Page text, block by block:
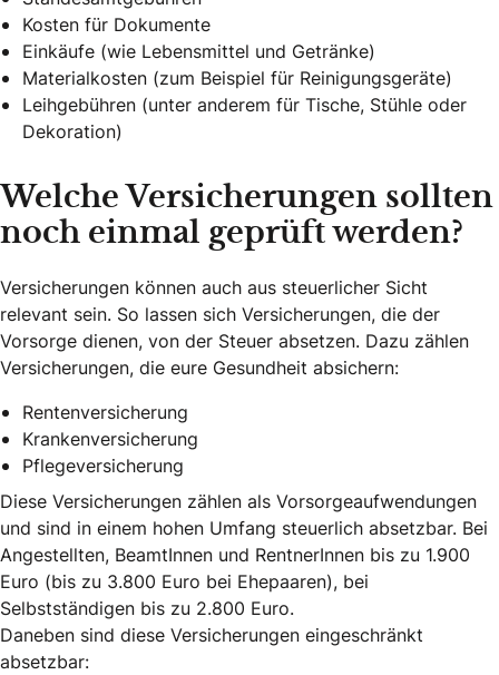
Kosten für Dokumente
Einkäufe (wie Lebensmittel und Getränke)
Materialkosten (zum Beispiel für Reinigungsgeräte)
Leihgebühren (unter anderem für Tische, Stühle oder
Dekoration)
Welche Versicherungen sollten
noch einmal geprüft werden?
Versicherungen können auch aus steuerlicher Sicht
relevant sein. So lassen sich Versicherungen, die der
Vorsorge dienen, von der Steuer absetzen. Dazu zählen
Versicherungen, die eure Gesundheit absichern:
Rentenversicherung
Krankenversicherung
Pflegeversicherung
Diese Versicherungen zählen als Vorsorgeaufwendungen
und sind in einem hohen Umfang steuerlich absetzbar. Bei
Angestellten, BeamtInnen und RentnerInnen bis zu 1.900
Euro (bis zu 3.800 Euro bei Ehepaaren), bei
Selbstständigen bis zu 2.800 Euro.
Daneben sind diese Versicherungen eingeschränkt
absetzbar: